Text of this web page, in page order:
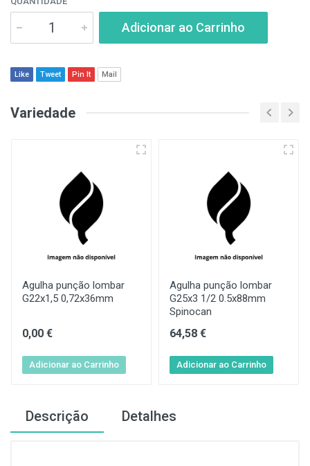
Adicionar ao Carrinho
Like Tweet Pin It Mail
Variedade
Agulha punção lombar
G22x1,5 0,72x36mm
0,00 €
Agulha punção lombar
G25x3 1/2 0.5x88mm
Spinocan
64,58 €
Descrição Detalhes